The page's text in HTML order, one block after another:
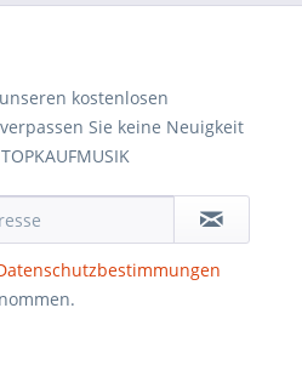
kostenlosen
Sie keine Neuigkeit